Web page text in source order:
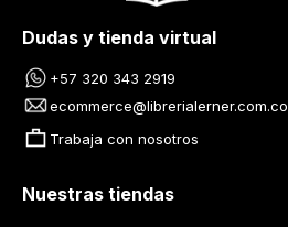
Dudas y tienda virtual
+57 320 343 2919
ecommerce@librerialerner.com.co
Trabaja con nosotros
Nuestras tiendas